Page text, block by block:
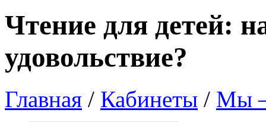
Чтение для детей:
удовольствие?
Главная / Кабинеты / Мы